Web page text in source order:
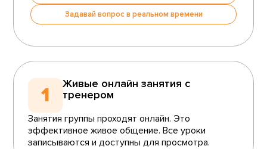
Задавай вопрос в реальном времени
1
Живые онлайн занятия с
тренером
Занятия группы проходят онлайн. Это
эффективное живое общение. Все уроки
записываются и доступны для просмотра.